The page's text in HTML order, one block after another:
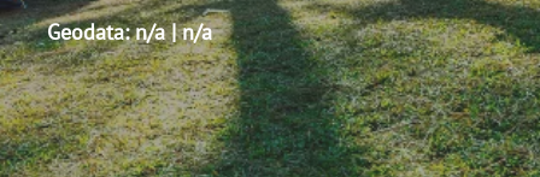
Geodata: n/a | n/a